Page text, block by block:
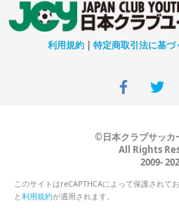
利用規約 | 特定商取引法に基づ
©日本クラブサッカ
All Rights
2009-
このサイトはreCAPTHCAによって保護されて
と利用規約が適用されます。